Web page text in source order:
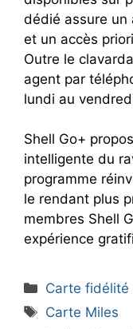
dédié assure un
et un accès
Outre le
agent par
lundi au
Shell Go+
intelligente du
programme
le rendant plus
membres Shell
expérience
Catégories
Carte fidélité
Étiquettes
Carte Miles